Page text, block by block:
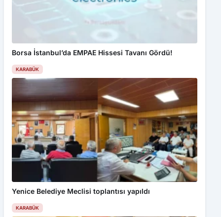
Borsa İstanbul’da EMPAE Hissesi Tavanı Gördü!
KARABÜK
Yenice Belediye Meclisi toplantısı yapıldı
KARABÜK